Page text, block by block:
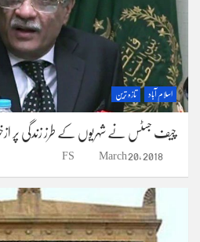
اسلام آباد تازہ ترین
چیف جسٹس نے شہریوں کے طرز زندگی پر
March 20, 2018
FS